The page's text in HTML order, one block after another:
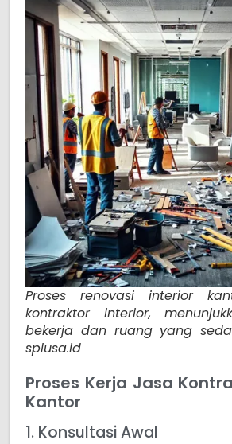
Proses renovasi interior
kontraktor interior,
bekerja dan ruang yang
splusa.id
Proses Kerja Jasa
Kantor
1. Konsultasi Awal